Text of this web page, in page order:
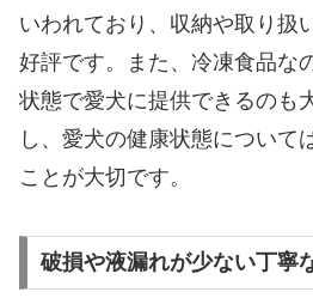
いわれており、収納や取り扱
好評です。また、冷凍食品な
状態で愛犬に提供できるのも
し、愛犬の健康状態について
ことが大切です。
破損や液漏れが少ない丁寧